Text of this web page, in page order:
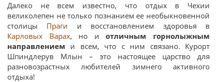
Далеко не всем известно, что отдых в Чехии
великолепен не только познанием ее необыкновенной
столицы Праги и восстановлением здоровья в
Карловых Варах, но иотличным горнолыжным
направлением и всем, что с ним связано. Курорт
Шпиндлерув Млын – это настоящее царство для
разновозрастных любителей зимнего активного
отдыха!